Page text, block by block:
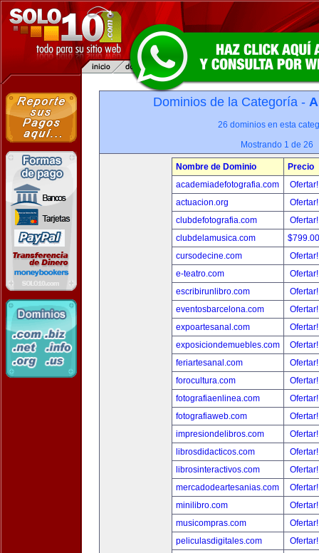
Dominios de la Categoría -
26 dominios en esta
Mostrando 1 de 26
Nombre de Dominio
Precio
academiadefotografia.com
actuacion.org
clubdefotografia.com
clubdelamusica.com
cursodecine.com
e-teatro.com
escribirunlibro.com
eventosbarcelona.com
expoartesanal.com
exposiciondemuebles.com
feriartesanal.com
forocultura.com
fotografiaenlinea.com
fotografiaweb.com
impresiondelibros.com
librosdidacticos.com
librosinteractivos.com
mercadodeartesanias.com
minilibro.com
musicompras.com
peliculasdigitales.com